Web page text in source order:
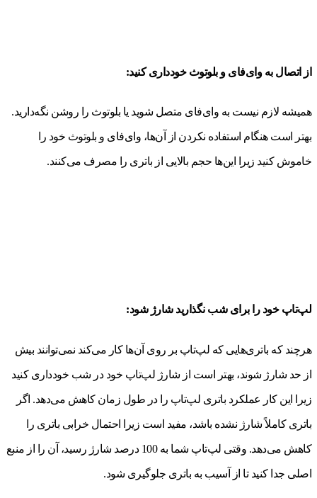
از اتصال به وای‌فای و بلوتوث خودداری کنید:
همیشه لازم نیست به وای‌فای متصل شوید یا بلوتوث را روشن نگه‌دارید.
بهتر است هنگام استفاده نکردن از آن‌ها، وای‌فای و بلوتوث خود را
خاموش کنید زیرا این‌ها حجم بالایی از باتری را مصرف می‌کنند.
لپ‌تاپ خود را برای شب نگذارید شارژ شود:
هرچند که باتری‌هایی که لپ‌تاپ بر روی آن‌ها کار می‌کند نمی‌توانند بیش
از حد شارژ شوند، بهتر است از شارژ لپ‌تاپ خود در شب خودداری کنید
زیرا این کار عملکرد باتری لپ‌تاپ را در طول زمان کاهش می‌دهد. اگر
باتری کاملاً شارژ نشده باشد، مفید است زیرا احتمال خرابی باتری را
کاهش می‌دهد. وقتی لپ‌تاپ شما به 100 درصد شارژ رسید، آن را از منبع
اصلی جدا کنید تا از آسیب به باتری جلوگیری شود.